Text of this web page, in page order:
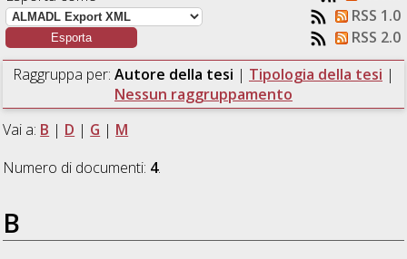
RSS 1.0
RSS 2.0
Raggruppa per: Autore della tesi | Tipologia della tesi |
Nessun raggruppamento
Vai a: B | D | G | M
Numero di documenti: 4.
B